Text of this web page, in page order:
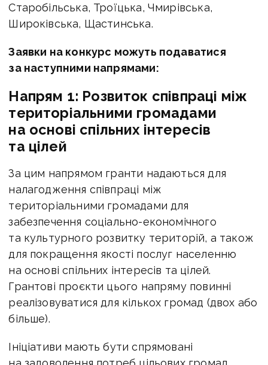
Старобільська, Троїцька, Чмирівська,
Широківська, Щастинська.
Заявки на конкурс можуть подаватися
за наступними напрямами:
Напрям 1: Розвиток співпраці між
територіальними громадами
на основі спільних інтересів
та цілей
За цим напрямом гранти надаються для
налагодження співпраці між
територіальними громадами для
забезпечення соціально-економічного
та культурного розвитку територій, а також
для покращення якості послуг населенню
на основі спільних інтересів та цілей.
Грантові проєкти цього напряму повинні
реалізовуватися для кількох громад (двох або
більше).
Ініціативи мають бути спрямовані